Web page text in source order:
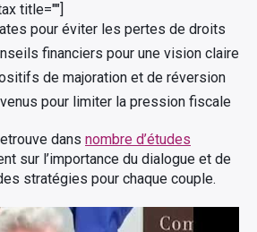
title=""]
pour éviter les pertes de droits
financiers pour une vision claire
de majoration et de réversion
pour limiter la pression fiscale
dans nombre d’études
sur l’importance du dialogue et de
stratégies pour chaque couple.